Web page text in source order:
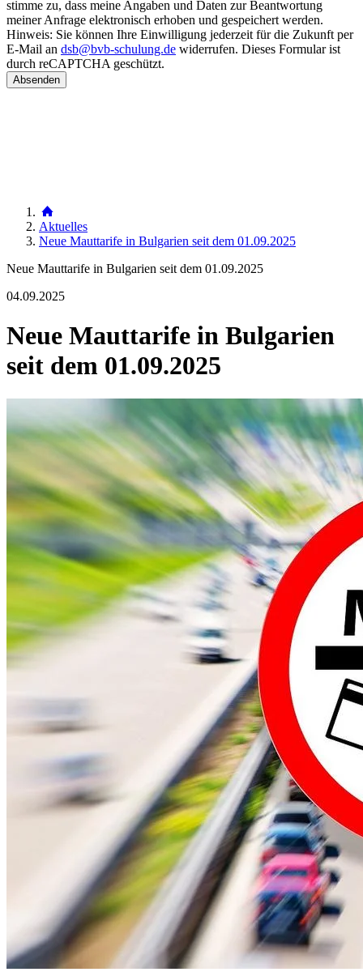
stimme zu, dass meine Angaben und Daten zur Beantwortung
meiner Anfrage elektronisch erhoben und gespeichert werden.
Hinweis: Sie können Ihre Einwilligung jederzeit für die Zukunft per
E-Mail an dsb@bvb-schulung.de widerrufen. Dieses Formular ist
durch reCAPTCHA geschützt.
Aktuelles
Neue Mauttarife in Bulgarien seit dem 01.09.2025
Neue Mauttarife in Bulgarien seit dem 01.09.2025
04.09.2025
Neue Mauttarife in Bulgarien
seit dem 01.09.2025